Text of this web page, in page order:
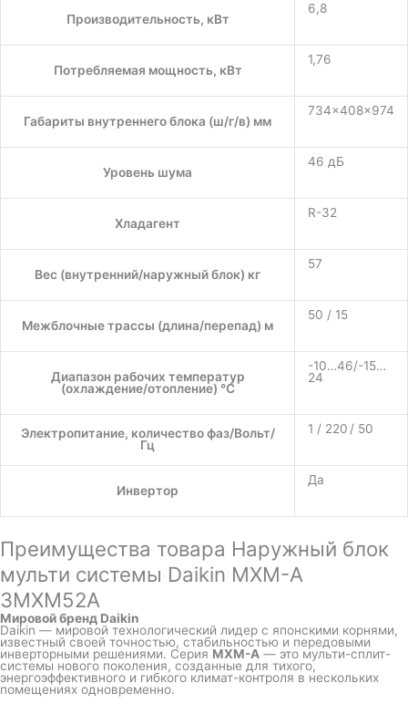
Производительность, кВт
6,8
Потребляемая мощность, кВт
1,76
Габариты внутреннего блока (ш/г/в) мм
734x408x974
Уровень шума
46 дБ
Хладагент
R-32
Вес (внутренний/наружный блок) кг
57
Межблочные трассы (длина/перепад) м
50 / 15
Диапазон рабочих температур
(охлаждение/отопление) °C
-10…46/-15…
24
Электропитание, количество фаз/Вольт/
Гц
1 / 220 / 50
Инвертор
Да
Преимущества товара Наружный блок
мульти системы Daikin MXM-A
3MXM52A
Мировой бренд Daikin
Daikin — мировой технологический лидер с японскими корнями,
известный своей точностью, стабильностью и передовыми
инверторными решениями. Серия MXM-A — это мульти-сплит-
системы нового поколения, созданные для тихого,
энергоэффективного и гибкого климат-контроля в нескольких
помещениях одновременно.